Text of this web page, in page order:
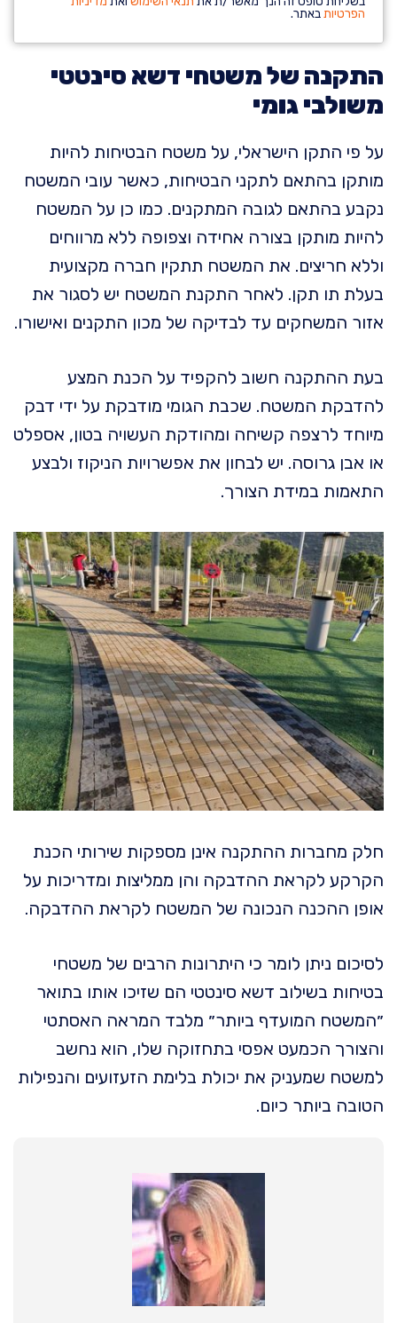
הפרטיותבאתר.
התקנה של משטחי דשא סינטטי
משולבי גומי
על פי התקן הישראלי, על משטח הבטיחות להיות
מותקן בהתאם לתקני הבטיחות, כאשר עובי המשטח
נקבע בהתאם לגובה המתקנים. כמו כן על המשטח
להיות מותקן בצורה אחידה וצפופה ללא מרווחים
וללא חריצים. את המשטח תתקין חברה מקצועית
בעלת תו תקן. לאחר התקנת המשטח יש לסגור את
אזור המשחקים עד לבדיקה של מכון התקנים ואישורו.
בעת ההתקנה חשוב להקפיד על הכנת המצע
להדבקת המשטח. שכבת הגומי מודבקת על ידי דבק
מיוחד לרצפה קשיחה ומהודקת העשויה בטון, אספלט
או אבן גרוסה. יש לבחון את אפשרויות הניקוז ולבצע
התאמות במידת הצורך.
חלק מחברות ההתקנה אינן מספקות שירותי הכנת
הקרקע לקראת ההדבקה והן ממליצות ומדריכות על
אופן ההכנה הנכונה של המשטח לקראת ההדבקה.
לסיכום ניתן לומר כי היתרונות הרבים של משטחי
בטיחות בשילוב דשא סינטטי הם שזיכו אותו בתואר
״המשטח המועדף ביותר״ מלבד המראה האסתטי
והצורך הכמעט אפסי בתחזוקה שלו, הוא נחשב
למשטח שמעניק את יכולת בלימת הזעזועים והנפילות
הטובה ביותר כיום.